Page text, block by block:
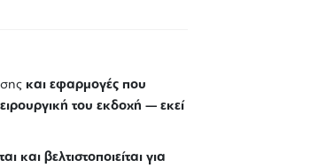
και εφαρμογές που
του εκδοχή — εκεί
βελτιστοποιείται για